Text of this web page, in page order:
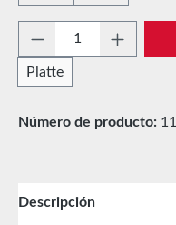
Cantidad del
Platte
Número de producto:
Descripción